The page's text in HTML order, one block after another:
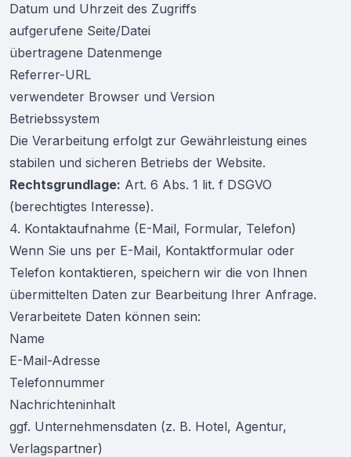
Datum und Uhrzeit des Zugriffs
aufgerufene Seite/Datei
übertragene Datenmenge
Referrer-URL
verwendeter Browser und Version
Betriebssystem
Die Verarbeitung erfolgt zur Gewährleistung eines
stabilen und sicheren Betriebs der Website.
Rechtsgrundlage: Art. 6 Abs. 1 lit. f DSGVO
(berechtigtes Interesse).
4. Kontaktaufnahme (E-Mail, Formular, Telefon)
Wenn Sie uns per E-Mail, Kontaktformular oder
Telefon kontaktieren, speichern wir die von Ihnen
übermittelten Daten zur Bearbeitung Ihrer Anfrage.
Verarbeitete Daten können sein:
Name
E-Mail-Adresse
Telefonnummer
Nachrichteninhalt
ggf. Unternehmensdaten (z. B. Hotel, Agentur,
Verlagspartner)